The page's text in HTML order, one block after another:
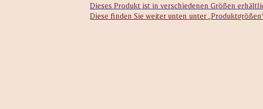
Dieses Produkt ist in verschiedenen Größen
Diese finden Sie weiter unten unter